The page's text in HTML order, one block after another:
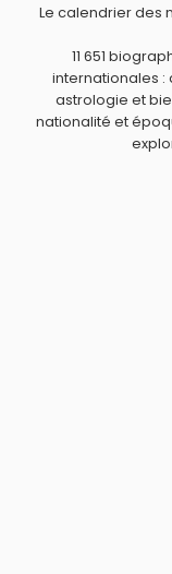
Peter Stormare
Capshaw ?
Leighton Meester
Hagmanet
Quels acteurs
Kate Capshaw ?
Leonardo DiCaprio,
Whoopi Goldberg
Le calendrier des
11 651
internationales :
astrologie et
nationalité et